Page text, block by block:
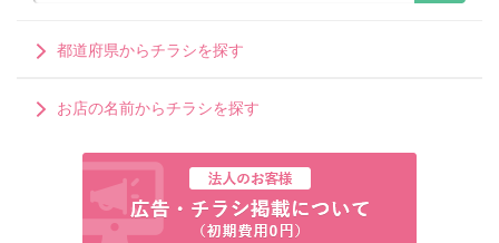
都道府県からチラシを探す
お店の名前からチラシを探す